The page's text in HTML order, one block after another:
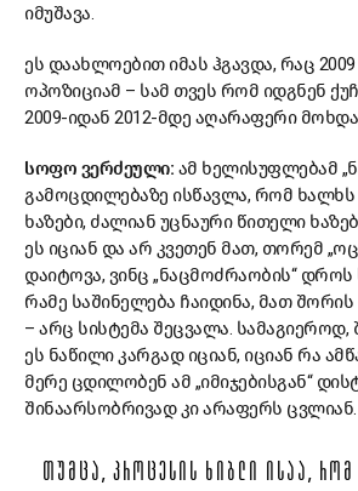
იმუშავა.
ეს დაახლოებით იმას ჰგავდა, რაც
ოპოზიციამ – სამ თვეს რომ იდგნენ
2009-იდან 2012-მდე აღარაფერი
სოფო ვერძეული: ამ ხელისუფლებამ
გამოცდილებაზე ისწავლა, რომ ხალხს
ხაზები, ძალიან უცნაური წითელი
ეს იციან და არ კვეთენ მათ, თორემ
დაიტოვა, ვინც „ნაცმოძრაობის“
რამე საშინელება ჩაიდინა, მათ
– არც სისტემა შეცვალა. სამაგიეროდ,
ეს ნაწილი კარგად იციან, იციან რა
მერე ცდილობენ ამ „იმიჯებისგან“
შინაარსობრივად კი არაფერს ცვლიან.
ᲗᲣᲛᲪᲐ, ᲞᲠᲝᲪᲔᲡᲘᲡ ᲮᲘᲑᲚᲘ ᲘᲡᲐᲐ, ᲠᲝᲛ